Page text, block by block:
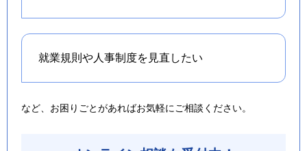
就業規則や人事制度を 見直したい
など、お困りごとがあればお気軽にご相談ください。